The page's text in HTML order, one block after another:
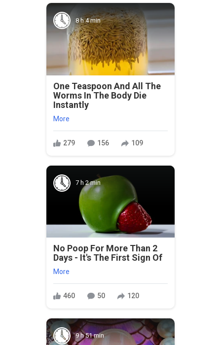
8 h 4 min
One Teaspoon And All The
Worms In The Body Die
Instantly
More
279 156 109
7 h 2 min
No Poop For More Than 2
Days - It's The First Sign Of
More
460 50 120
9 h 51 min